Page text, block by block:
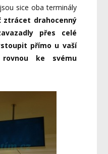
sice oba terminály
ztrácet drahocenný
přes celé
přímo u vaší
ke svému